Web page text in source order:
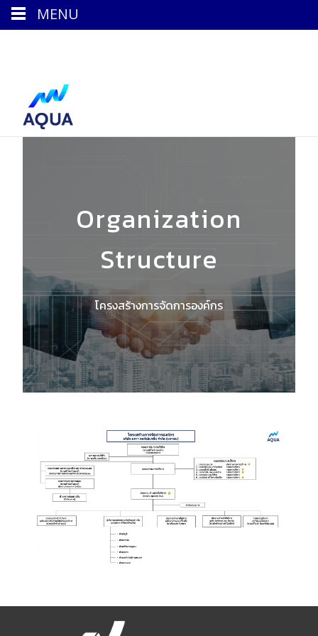
Organization
Structure
โครงสร้างการจัดการองค์กร
MENU